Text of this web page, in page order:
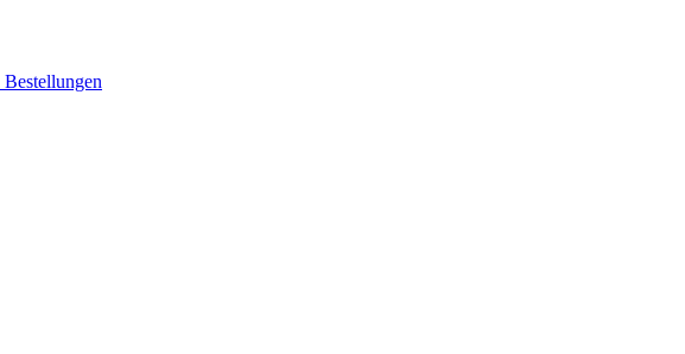
Bestellungen